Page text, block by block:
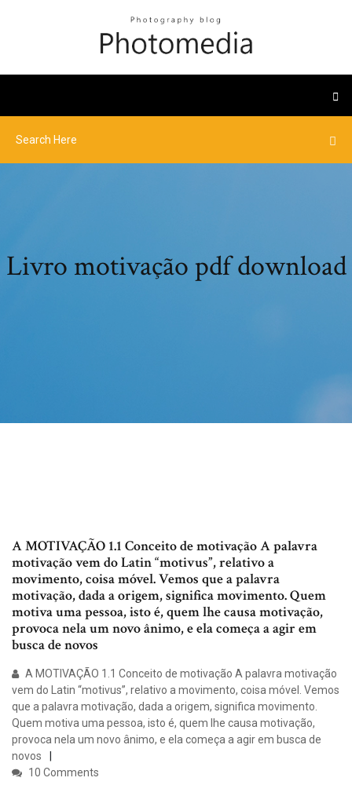
Livro motivação pdf download
A MOTIVAÇÃO 1.1 Conceito de motivação A palavra
motivação vem do Latin “motivus”, relativo a
movimento, coisa móvel. Vemos que a palavra
motivação, dada a origem, significa movimento. Quem
motiva uma pessoa, isto é, quem lhe causa motivação,
provoca nela um novo ânimo, e ela começa a agir em
busca de novos
A MOTIVAÇÃO 1.1 Conceito de motivação A palavra motivação
vem do Latin “motivus”, relativo a movimento, coisa móvel. Vemos
que a palavra motivação, dada a origem, significa movimento.
Quem motiva uma pessoa, isto é, quem lhe causa motivação,
provoca nela um novo ânimo, e ela começa a agir em busca de
novos
10 Comments